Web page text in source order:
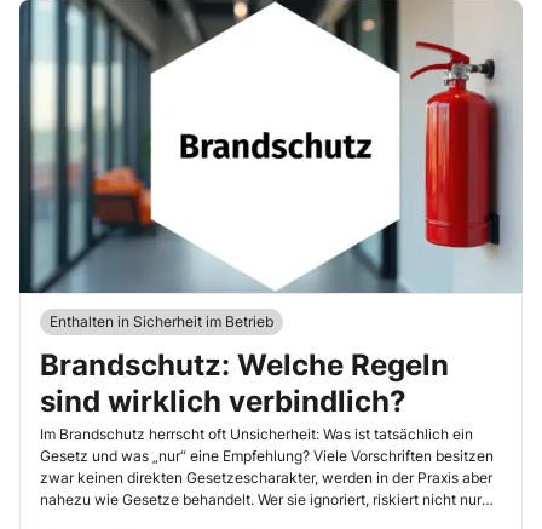
Enthalten in Sicherheit im Betrieb
Brandschutz: Welche Regeln
sind wirklich verbindlich?
Im Brandschutz herrscht oft Unsicherheit: Was ist tatsächlich ein
Gesetz und was „nur“ eine Empfehlung? Viele Vorschriften besitzen
zwar keinen direkten Gesetzescharakter, werden in der Praxis aber
nahezu wie Gesetze behandelt. Wer sie ignoriert, riskiert nicht nur